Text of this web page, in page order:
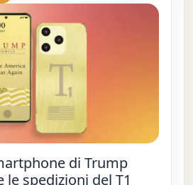
di Trump
spedizioni del T1